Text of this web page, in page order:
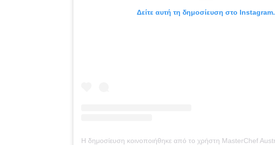
Δείτε αυτή τη δημοσίευση στο Instagram.